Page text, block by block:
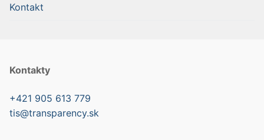
Kontakt
Kontakty
+421 905 613 779
tis@transparency.sk